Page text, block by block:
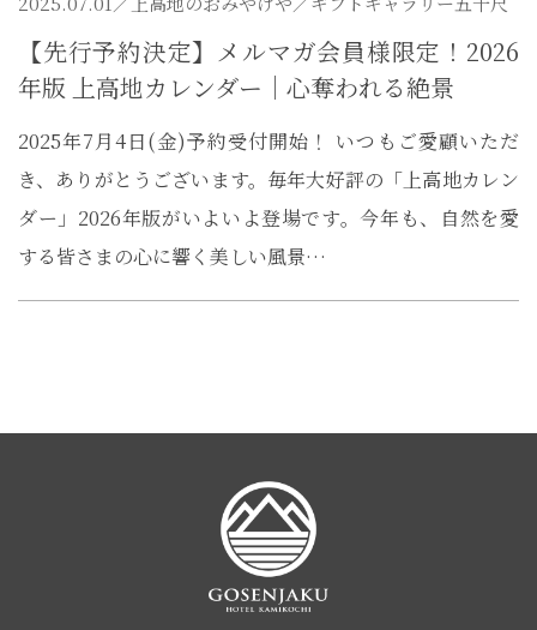
【先行予約決定】メルマガ会員様限定！2026
年版 上高地カレンダー｜心奪われる絶景
2025年7月4日(金)予約受付開始！ いつもご愛顧いただ
き、ありがとうございます。毎年大好評の「上高地カレン
ダー」2026年版がいよいよ登場です。今年も、自然を愛
する皆さまの心に響く美しい風景…